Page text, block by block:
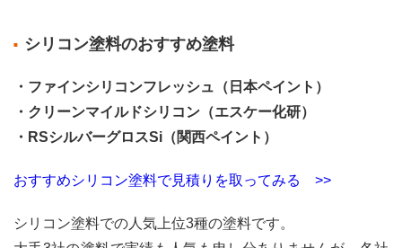
シリコン塗料のおすすめ塗料
・ファインシリコンフレッシュ（日本ペイント）
・クリーンマイルドシリコン（エスケー化研）
・RSシルバーグロスSi（関西ペイント）
おすすめシリコン塗料で見積りを取ってみる >>
シリコン塗料での人気上位3種の塗料です。